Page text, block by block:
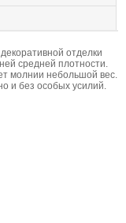
отделки
средней плотности.
молнии небольшой вес.
и без особых усилий.